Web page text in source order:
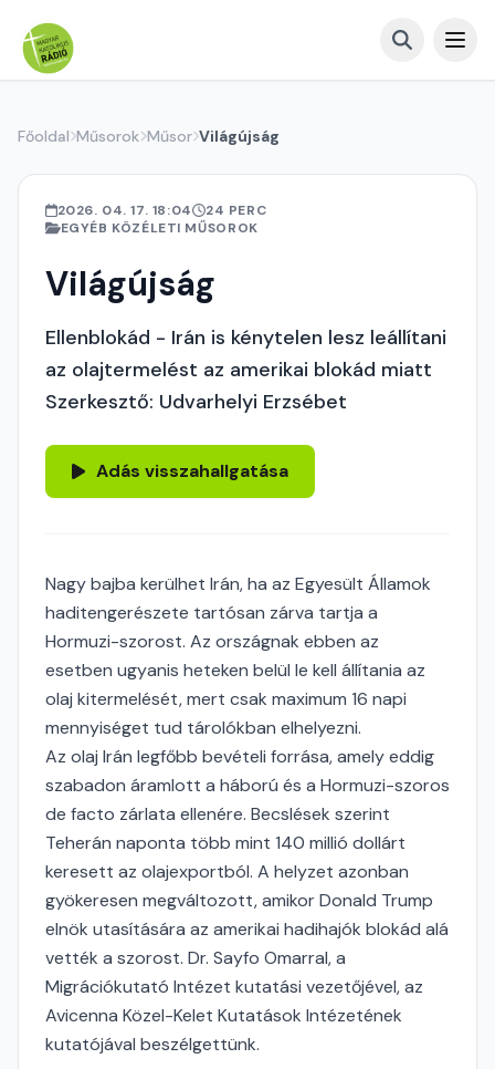
Főoldal Műsorok Műsor Világújság
2026. 04. 17. 18:04
24 PERC
EGYÉB KÖZÉLETI MŰSOROK
Világújság
Ellenblokád - Irán is kénytelen lesz leállítani
az olajtermelést az amerikai blokád miatt
Szerkesztő: Udvarhelyi Erzsébet
Adás visszahallgatása
Nagy bajba kerülhet Irán, ha az Egyesült Államok
haditengerészete tartósan zárva tartja a
Hormuzi-szorost. Az országnak ebben az
esetben ugyanis heteken belül le kell állítania az
olaj kitermelését, mert csak maximum 16 napi
mennyiséget tud tárolókban elhelyezni.
Az olaj Irán legfőbb bevételi forrása, amely eddig
szabadon áramlott a háború és a Hormuzi-szoros
de facto zárlata ellenére. Becslések szerint
Teherán naponta több mint 140 millió dollárt
keresett az olajexportból. A helyzet azonban
gyökeresen megváltozott, amikor Donald Trump
elnök utasítására az amerikai hadihajók blokád alá
vették a szorost. Dr. Sayfo Omarral, a
Migrációkutató Intézet kutatási vezetőjével, az
Avicenna Közel-Kelet Kutatások Intézetének
kutatójával beszélgettünk.